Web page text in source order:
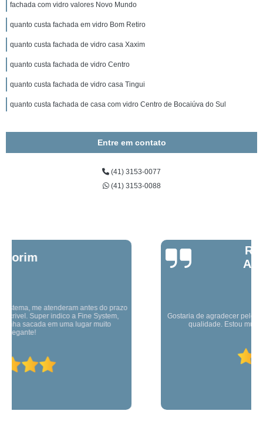
fachada com vidro valores Novo Mundo
quanto custa fachada em vidro Bom Retiro
quanto custa fachada de vidro casa Xaxim
quanto custa fachada de vidro Centro
quanto custa fachada de vidro casa Tingui
quanto custa fachada de casa com vidro Centro de Bocaiúva do Sul
Entre em contato
(41) 3153-0077
(41) 3153-0088
Gostaria de agradecer pelo excelente serviço prestado. Produto de alta
qualidade. Estou muito satisfeito com o produto adquirido.